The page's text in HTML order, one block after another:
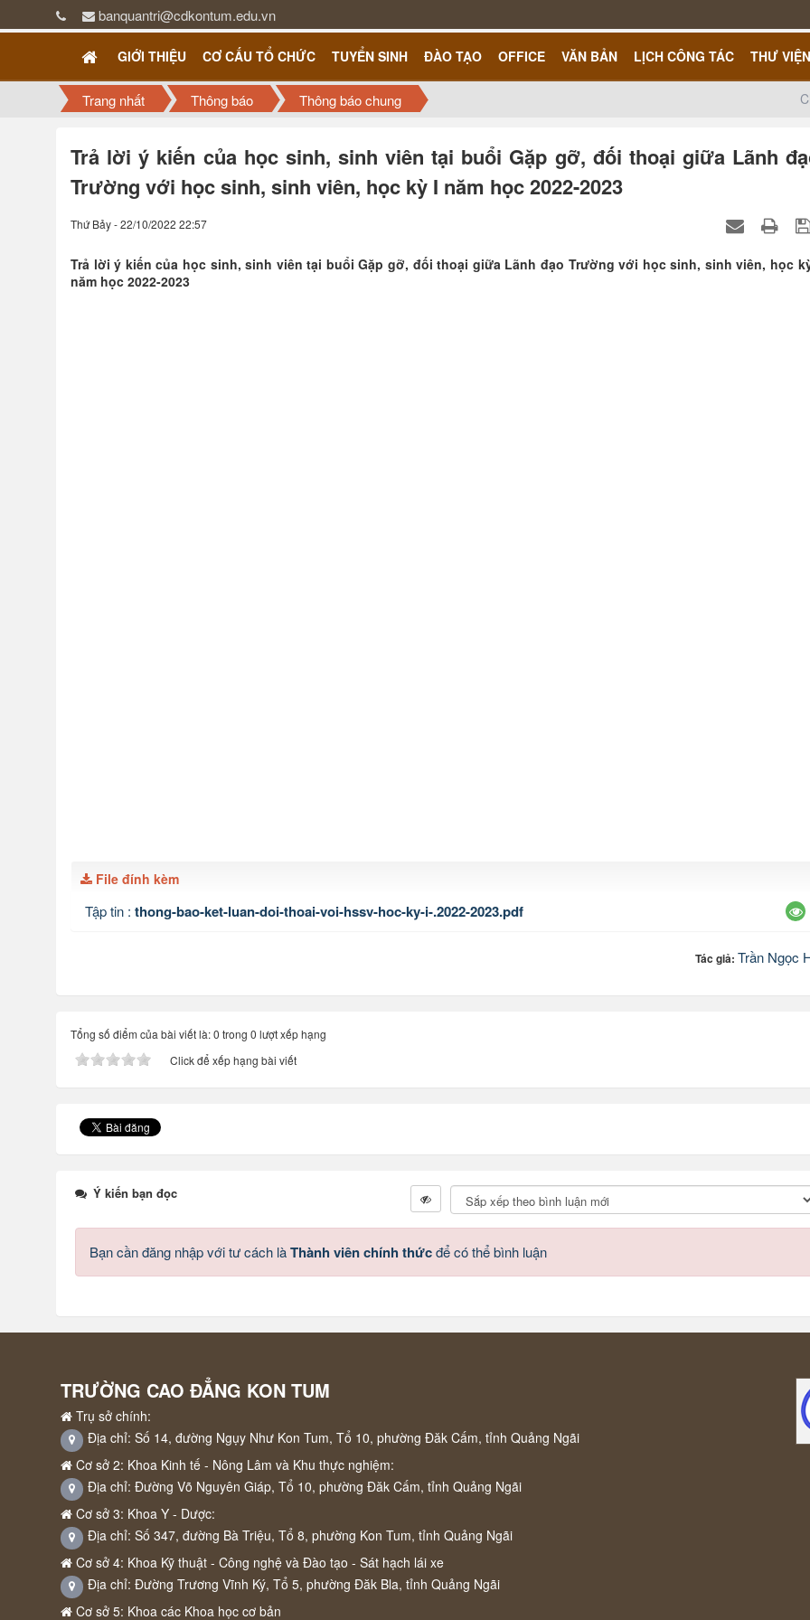
banquantri@cdkontum.edu.vn
GIỚI THIỆU CƠ CẤU TỔ CHỨC TUYỂN SINH ĐÀO TẠO OFFICE VĂN BẢN LỊCH CÔNG TÁC THƯ VIỆN
Trang nhất Thông báo Thông báo chung
Trả lời ý kiến của học sinh, sinh viên tại buổi Gặp gỡ, đối thoại giữa Lãnh
Trường với học sinh, sinh viên, học kỳ I năm học 2022-2023
Thứ Bảy - 22/10/2022 22:57
Trả lời ý kiến của học sinh, sinh viên tại buổi Gặp gỡ, đối thoại giữa Lãnh đạo Trường với học sinh, sinh viên, học
năm học 2022-2023
File đính kèm
Tập tin : thong-bao-ket-luan-doi-thoai-voi-hssv-hoc-ky-i-.2022-2023.pdf
Tác giả:Trần Ngọc
Tổng số điểm của bài viết là: 0 trong 0 lượt xếp hạng
Click để xếp hạng bài viết
Ý kiến bạn đọc
Bạn cần đăng nhập với tư cách làThành viên chính thứcđể có thể bình luận
TRƯỜNG CAO ĐẲNG KON TUM
Trụ sở chính:
Địa chỉ: Số 14, đường Ngụy Như Kon Tum, Tổ 10, phường Đăk Cấm, tỉnh Quảng Ngãi
Cơ sở 2: Khoa Kinh tế - Nông Lâm và Khu thực nghiệm:
Địa chỉ: Đường Võ Nguyên Giáp, Tổ 10, phường Đăk Cấm, tỉnh Quảng Ngãi
Cơ sở 3: Khoa Y - Dược:
Địa chỉ: Số 347, đường Bà Triệu, Tổ 8, phường Kon Tum, tỉnh Quảng Ngãi
Cơ sở 4: Khoa Kỹ thuật - Công nghệ và Đào tạo - Sát hạch lái xe
Địa chỉ: Đường Trương Vĩnh Ký, Tổ 5, phường Đăk Bla, tỉnh Quảng Ngãi
Cơ sở 5: Khoa các Khoa học cơ bản